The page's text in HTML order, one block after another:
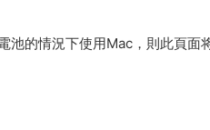
池的情況下使用Mac，則此頁面